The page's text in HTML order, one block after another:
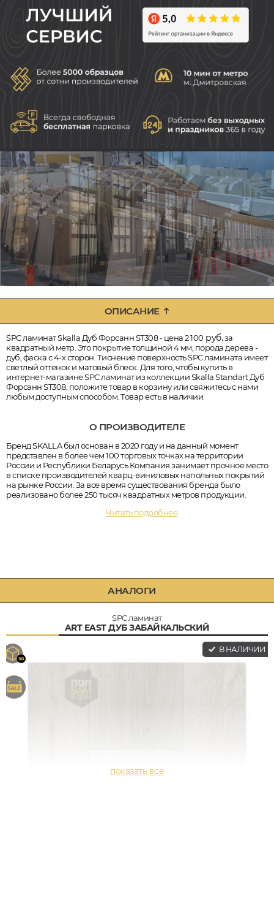
ОПИСАНИЕ
SPC ламинат Skalla Дуб Форсанн ST308 - цена 2 100 руб.за
квадратный метр. Это покрытие толщиной 4 мм, порода дерева -
дуб, фаска с 4-х сторон. Тиснение поверхность SPC ламината имеет
светлый оттенок и матовый блеск. Для того, чтобы купить в
интернет-магазине SPC ламинат из коллекции Skalla Standart Дуб
Форсанн ST308, положите товар в корзину или свяжитесь с нами
любым доступным способом. Товар есть в наличии.
О ПРОИЗВОДИТЕЛЕ
Бренд SKALLA был основан в 2020 году и на данный момент
представлен в более чем 100 торговых точках на территории
России и Республики Беларусь Компания занимает прочное место
в списке производителей кварц-виниловых напольных покрытий
на рынке России. За все время существования бренда было
реализовано более 250 тысяч квадратных метров продукции.
Читать подробнее
АНАЛОГИ
SPC ламинат
ART EAST ДУБ ЗАБАЙКАЛЬСКИЙ
В НАЛИЧИИ